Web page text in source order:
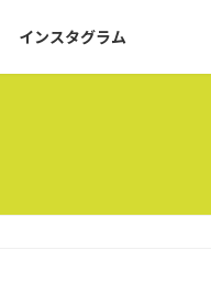
インスタグラム